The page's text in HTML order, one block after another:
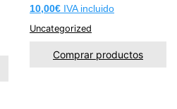
0
d
e
5
10,00€ IVA incluido
Uncategorized
Comprar productos